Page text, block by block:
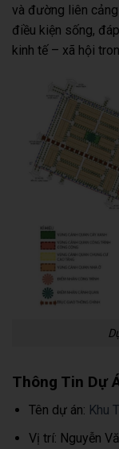
và đường liên
điều kiện sống,
kinh tế – xã hội
Thông Tin Dự
Tên dự án: Khu
Vị trí: Nguyễn